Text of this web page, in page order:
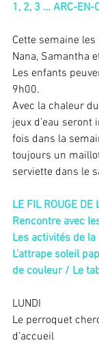
1, 2, 3 … ARC-EN-
Cette semaine
Nana, Samantha
Les enfants
9h00.
Avec la chaleur
jeux d’eau
fois dans la
toujours un
serviette dans le
LE FIL ROUGE DE
Rencontre avec
Les activités de
L’attrape soleil
de couleur / Le
LUNDI
Le perroquet
d’accueil